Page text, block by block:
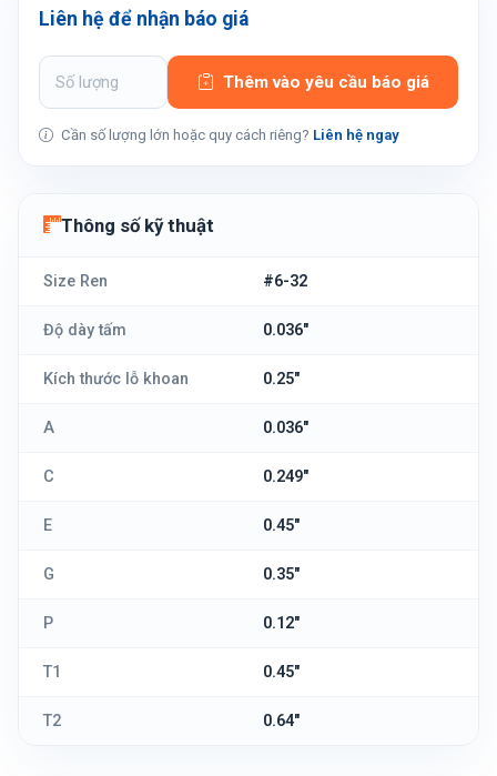
Liên hệ để nhận báo giá
Thêm vào yêu cầu báo giá
Cần số lượng lớn hoặc quy cách riêng? Liên hệ ngay
Thông số kỹ thuật
Size Ren #6-32
Độ dày tấm 0.036"
Kích thước lỗ khoan 0.25"
A 0.036"
C 0.249"
E 0.45"
G 0.35"
P 0.12"
T1 0.45"
T2 0.64"